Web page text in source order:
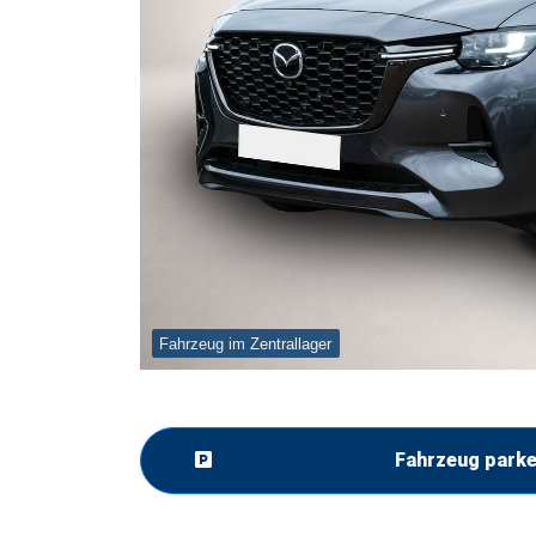
Fahrzeug im Zentrallager
Fahrzeug